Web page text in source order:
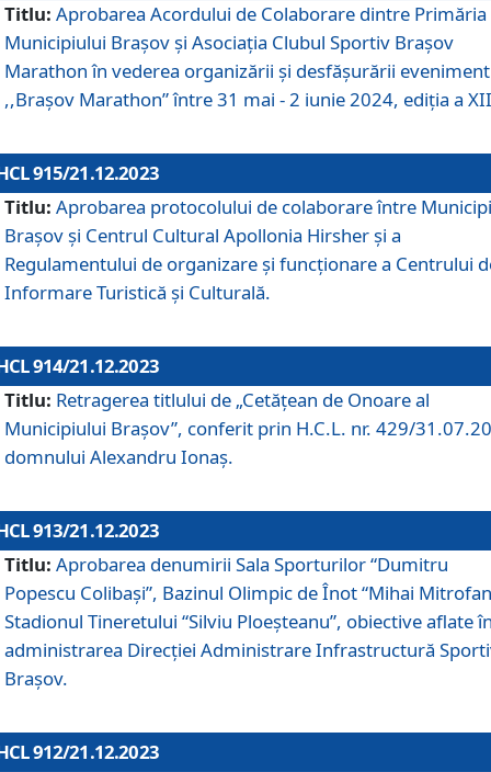
Titlu: Aprobarea Acordului de Colaborare dintre Primăria
Municipiului Brașov și Asociația Clubul Sportiv Brașov
Marathon în vederea organizării și desfășurării
,,Brașov Marathon” între 31 mai - 2 iunie 2024, ediția a
915/21.12.2023
Titlu: Aprobarea protocolului de colaborare între
Brașov și Centrul Cultural Apollonia Hirsher și a
Regulamentului de organizare și funcționare a Centrului
Informare Turistică și Culturală.
914/21.12.2023
Titlu: Retragerea titlului de „Cetățean de Onoare al
Municipiului Brașov”, conferit prin H.C.L. nr. 429/
domnului Alexandru Ionaș.
913/21.12.2023
Titlu: Aprobarea denumirii Sala Sporturilor “Dumitru
Popescu Colibași”, Bazinul Olimpic de Înot “Mihai
Stadionul Tineretului “Silviu Ploeșteanu”, obiective aflate
administrarea Direcției Administrare Infrastructură
Brașov.
912/21.12.2023